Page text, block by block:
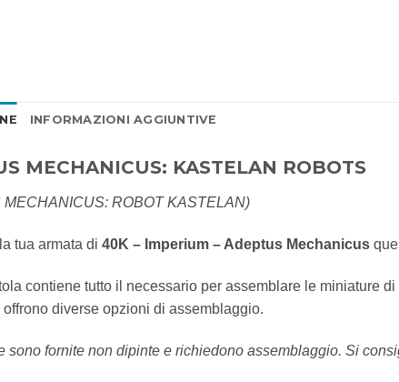
INFORMAZIONI AGGIUNTIVE
MECHANICUS: KASTELAN ROBOTS
ROBOT KASTELAN)
tua armata di 40K – Imperium – Adeptus Mechanicus
contiene tutto il necessario per assemblare le miniature di
diverse opzioni di assemblaggio.
sono fornite non dipinte e richiedono assemblaggio. Si